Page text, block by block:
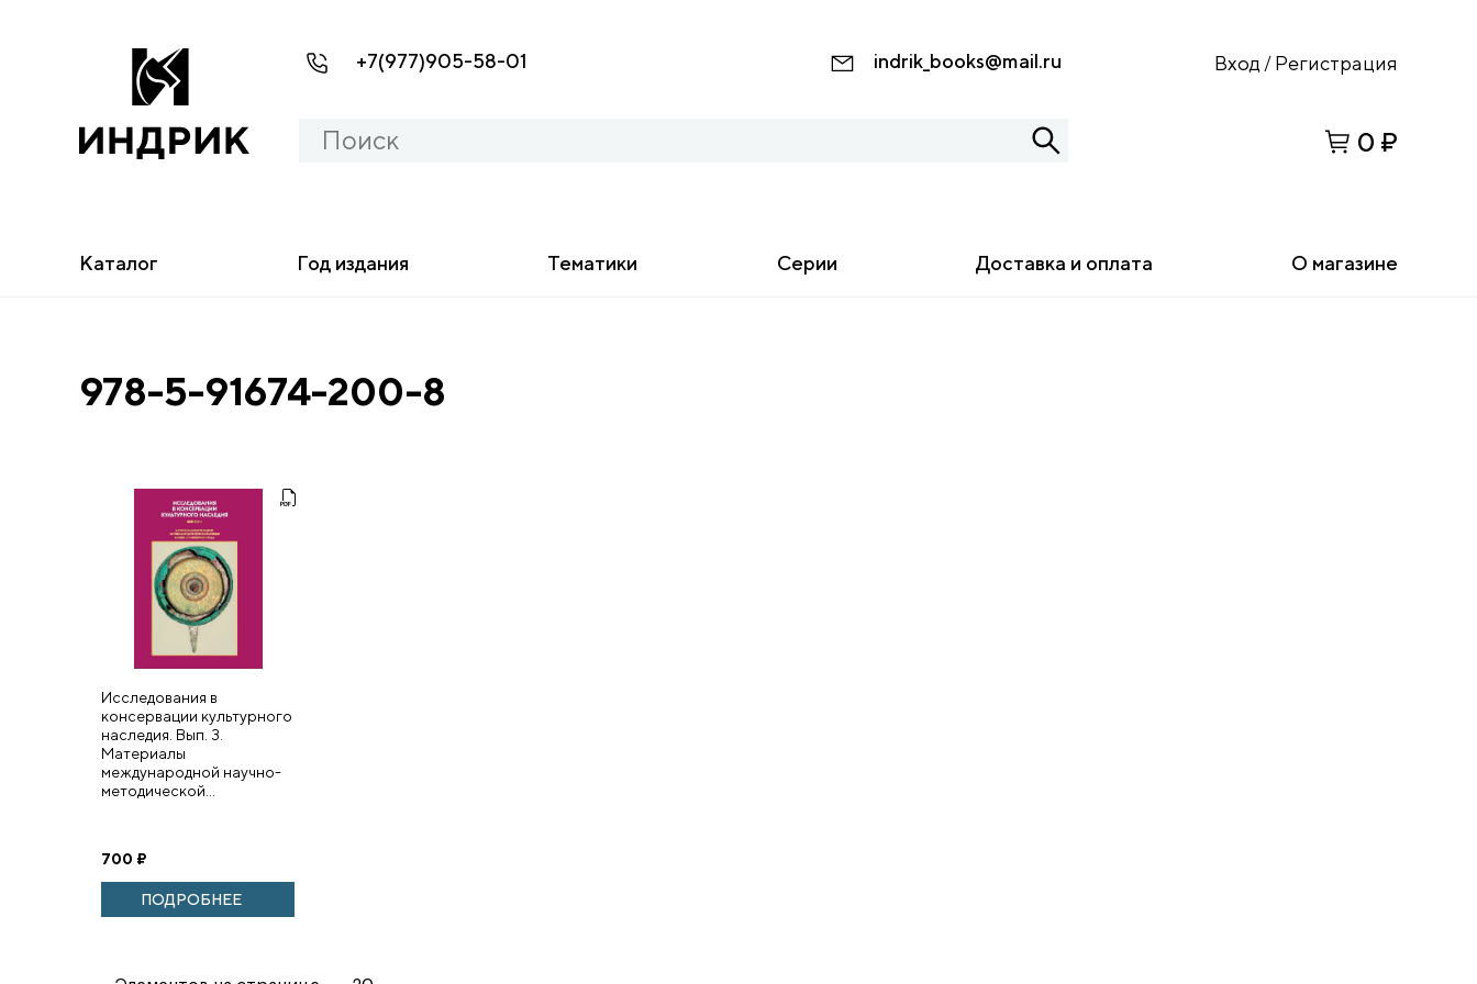
+7(977)905-58-01 indrik_books@mail.ru Вход / Регистрация
0 ₽
Каталог Год издания Тематики Серии Доставка и оплата О магазине
978-5-91674-200-8
Исследования в
консервации культурного
наследия. Вып. 3.
Материалы
международной научно-
методической...
700 ₽
ПОДРОБНЕЕ